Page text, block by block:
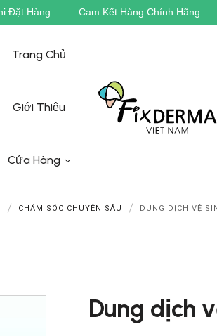
100% Miễn Phí Vận Chuyển Siêu Ưu
Trang Chủ
Giới Thiệu
Cửa Hàng
CHĂM SÓC CHUYÊN SÂU DUNG DỊCH VỆ
Dung dịch